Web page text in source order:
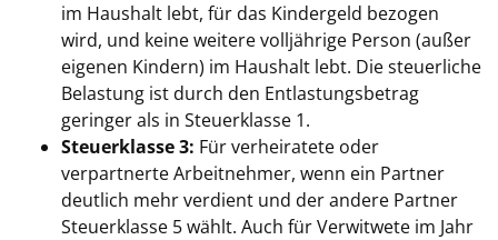
im Haushalt lebt, für das Kindergeld bezogen
wird, und keine weitere volljährige Person (außer
eigenen Kindern) im Haushalt lebt. Die steuerliche
Belastung ist durch den Entlastungsbetrag
geringer als in Steuerklasse 1.
Steuerklasse 3: Für verheiratete oder
verpartnerte Arbeitnehmer, wenn ein Partner
deutlich mehr verdient und der andere Partner
Steuerklasse 5 wählt. Auch für Verwitwete im Jahr